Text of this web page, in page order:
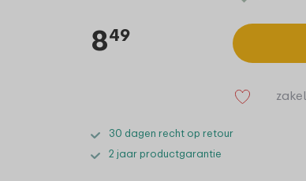
849
30 dagen recht op retour
2 jaar productgarantie